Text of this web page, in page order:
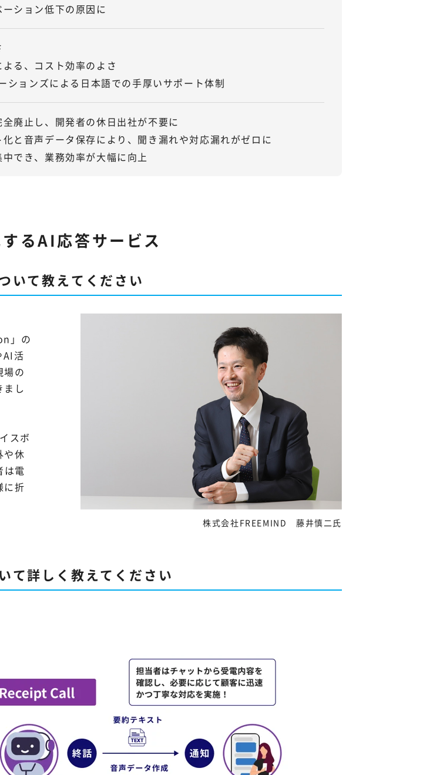
ション低下の原因に
る、コスト効率のよさ
ションズによる日本語での手厚いサポート体制
廃止し、開発者の休日出社が不要に
と音声データ保存により、聞き漏れや対応漏れがゼロに
でき、業務効率が大幅に向上
るAI応答サービス
て教えてください
」の
AI活
場の
し
スボ
や休
は電
に折
株式会社FREEMIND 藤井慎二氏
詳しく教えてください